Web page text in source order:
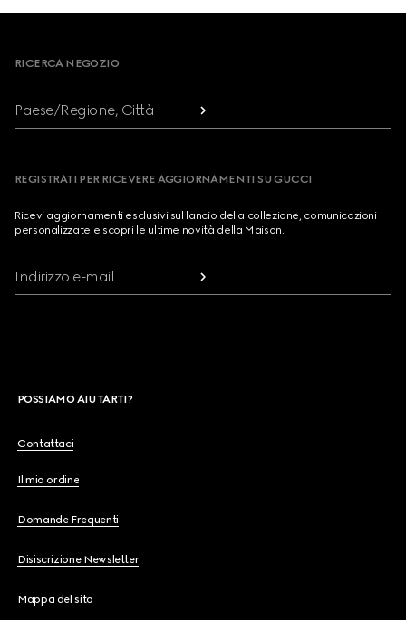
RICERCA NEGOZIO
Paese/Regione, Città
REGISTRATI PER RICEVERE AGGIORNAMENTI SU GUCCI
Ricevi aggiornamenti esclusivi sul lancio della collezione, comunicazioni
personalizzate e scopri le ultime novità della Maison.
Indirizzo e-mail
POSSIAMO AIUTARTI?
Contattaci
Il mio ordine
Domande Frequenti
Disiscrizione Newsletter
Mappa del sito